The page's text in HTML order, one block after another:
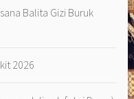
Balita Gizi Buruk
2026